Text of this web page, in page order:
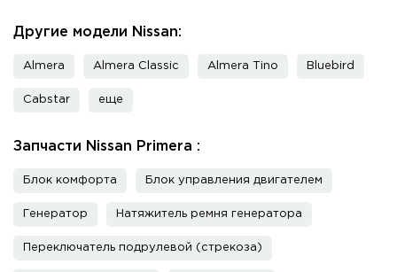
Другие модели Nissan:
Almera Almera Classic Almera Tino Bluebird
Cabstar еще
Запчасти Nissan Primera :
Блок комфорта Блок управления двигателем
Генератор Натяжитель ремня генератора
Переключатель подрулевой (стрекоза)